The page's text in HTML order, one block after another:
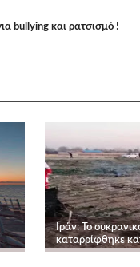
bullying και ρατσισμό !
Ιράν: Το
καταρρίφθηκε